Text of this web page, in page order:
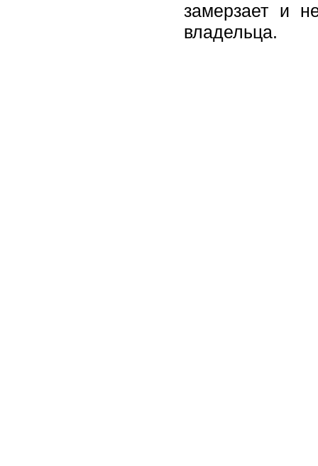
замерзает и
владельца.